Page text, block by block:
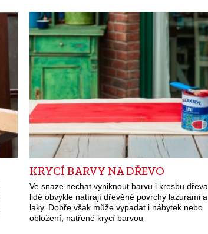
KRYCÍ BARVY NA DŘEVO
Ve snaze nechat vyniknout barvu i kresbu dřeva
lidé obvykle natírají dřevěné povrchy lazurami a
laky. Dobře však může vypadat i nábytek nebo
obložení, natřené krycí barvou